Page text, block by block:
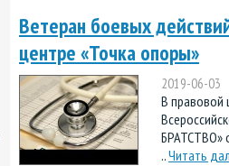
Ветеран боевых
центре «Точка опоры»
2019-06-03
В правовой
БРАТСТВО»
..Читать